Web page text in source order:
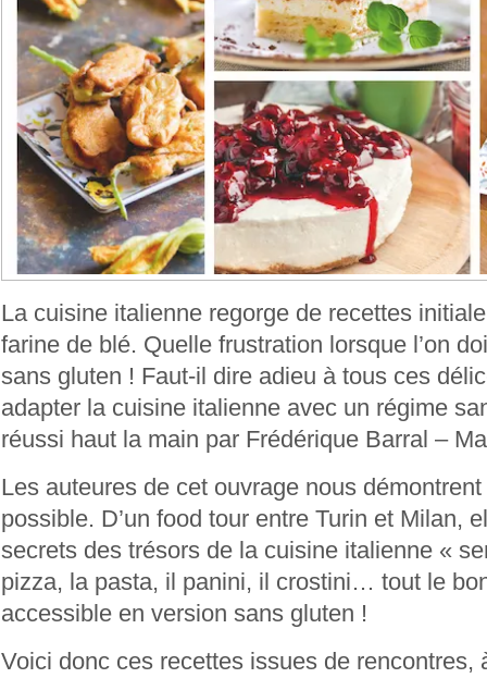
La cuisine italienne regorge de recettes
farine de blé. Quelle frustration lorsque l’on
sans gluten ! Faut-il dire adieu à tous ces
adapter la cuisine italienne avec un régime
réussi haut la main par Frédérique Barral –
Les auteures de cet ouvrage nous
possible. D’un food tour entre Turin et Milan,
secrets des trésors de la cuisine italienne «
pizza, la pasta, il panini, il crostini… tout le
accessible en version sans gluten !
Voici donc ces recettes issues de rencontres,